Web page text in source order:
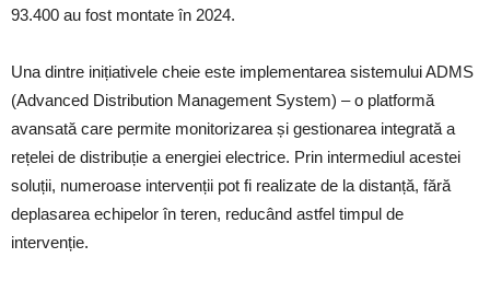
93.400 au fost montate în 2024.
Una dintre inițiativele cheie este implementarea sistemului ADMS
(Advanced Distribution Management System) – o platformă
avansată care permite monitorizarea și gestionarea integrată a
rețelei de distribuție a energiei electrice. Prin intermediul acestei
soluții, numeroase intervenții pot fi realizate de la distanță, fără
deplasarea echipelor în teren, reducând astfel timpul de
intervenție.